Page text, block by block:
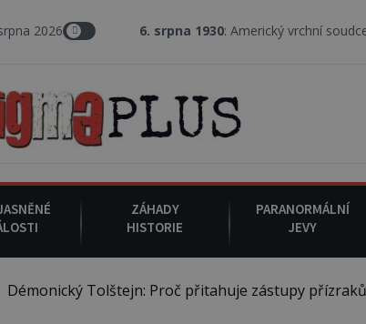
2026
6. srpna 1930 : Americký vrchní soudce Joseph F.
ZÁHADY
HISTORIE
PARANORMÁLNÍ
JEVY
Démonický Tolštejn: Proč přitahuje zástupy